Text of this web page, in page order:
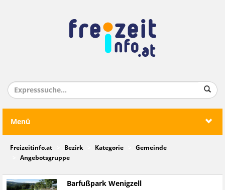
Menü
Freizeitinfo.at Bezirk Kategorie
Gemeinde
Angebotsgruppe
Barfußpark Wenigzell